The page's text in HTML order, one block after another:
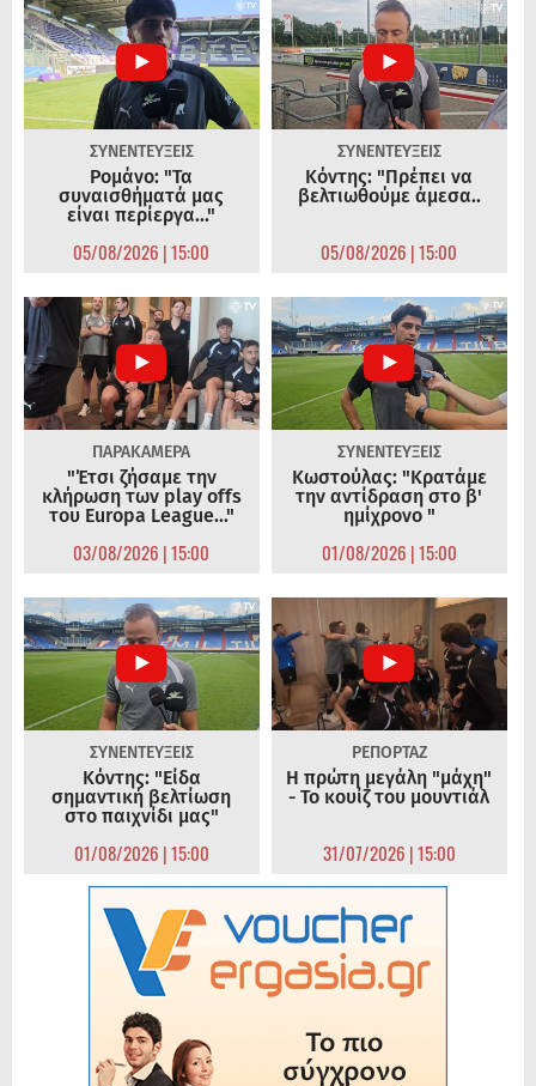
ΣΥΝΕΝΤΕΥΞΕΙΣ
Ρομάνο: "Τα
συναισθήματά μας
είναι περίεργα..."
05/08/2026 | 15:00
ΣΥΝΕΝΤΕΥΞΕΙΣ
Κόντης: "Πρέπει να
βελτιωθούμε άμεσα..
05/08/2026 | 15:00
ΠΑΡΑΚΑΜΕΡΑ
"Έτσι ζήσαμε την
κλήρωση των play offs
του Europa League..."
03/08/2026 | 15:00
ΣΥΝΕΝΤΕΥΞΕΙΣ
Κωστούλας: "Κρατάμε
την αντίδραση στο β'
ημίχρονο "
01/08/2026 | 15:00
ΣΥΝΕΝΤΕΥΞΕΙΣ
Κόντης: "Είδα
σημαντική βελτίωση
στο παιχνίδι μας"
01/08/2026 | 15:00
ΡΕΠΟΡΤΑΖ
Η πρώτη μεγάλη "μάχη"
- Το κουίζ του μουντιάλ
31/07/2026 | 15:00